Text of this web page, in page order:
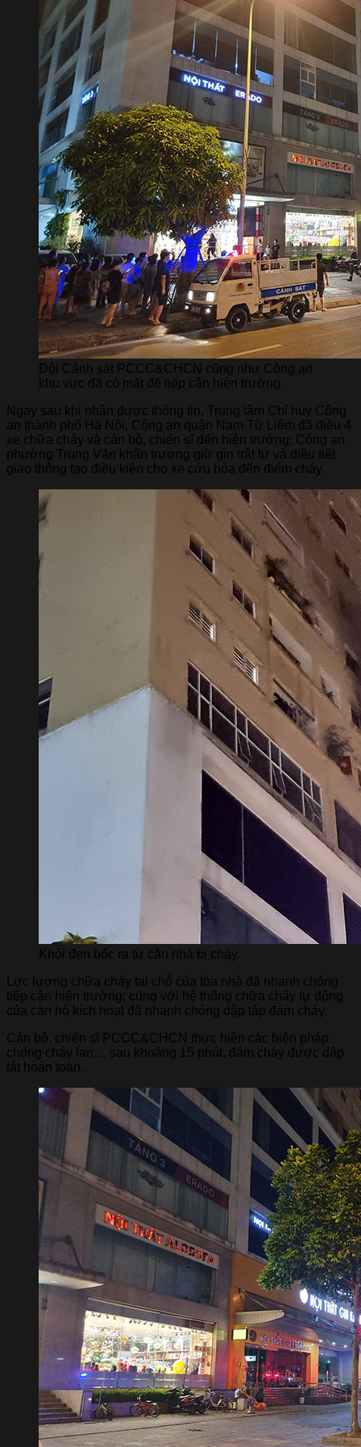
Đội Cảnh sát PCCC&CHCN cũng như Công an
khu vực đã có mặt để tiếp cận hiện trường.
Ngay sau khi nhận được thông tin, Trung tâm Chỉ huy Công
an thành phố Hà Nội, Công an quận Nam Từ Liêm đã điều 4
xe chữa cháy và cán bộ, chiến sĩ đến hiện trường; Công an
phường Trung Văn khẩn trương giữ gìn trật tự và điều tiết
giao thông tạo điều kiện cho xe cứu hỏa đến điểm cháy.
Khói đen bốc ra từ căn nhà bị cháy.
Lực lượng chữa cháy tại chỗ của tòa nhà đã nhanh chóng
tiếp cận hiện trường; cùng với hệ thống chữa cháy tự động
của căn hộ kích hoạt đã nhanh chóng dập tắp đám cháy.
Cán bộ, chiến sĩ PCCC&CHCN thực hiện các biện pháp
chống cháy lan… sau khoảng 15 phút, đám cháy được dập
tắt hoàn toàn.